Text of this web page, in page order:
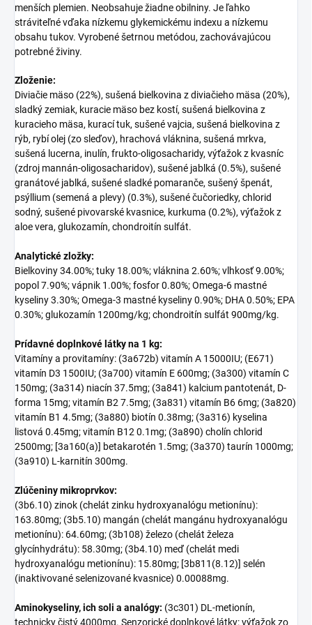
menších plemien. Neobsahuje žiadne obilniny. Je ľahko
stráviteľné vďaka nízkemu glykemickému indexu a nízkemu
obsahu tukov. Vyrobené šetrnou metódou, zachovávajúcou
potrebné živiny.
Zloženie:
Diviačie mäso (22%), sušená bielkovina z diviačieho mäsa (20%),
sladký zemiak, kuracie mäso bez kostí, sušená bielkovina z
kuracieho mäsa, kurací tuk, sušené vajcia, sušená bielkovina z
rýb, rybí olej (zo sleďov), hrachová vláknina, sušená mrkva,
sušená lucerna, inulín, frukto-oligosacharidy, výťažok z kvasníc
(zdroj mannán-oligosacharidov), sušené jablká (0.5%), sušené
granátové jablká, sušené sladké pomaranče, sušený špenát,
psýllium (semená a plevy) (0.3%), sušené čučoriedky, chlorid
sodný, sušené pivovarské kvasnice, kurkuma (0.2%), výťažok z
aloe vera, glukozamín, chondroitín sulfát.
Analytické zložky:
Bielkoviny 34.00%; tuky 18.00%; vláknina 2.60%; vlhkosť 9.00%;
popol 7.90%; vápnik 1.00%; fosfor 0.80%; Omega-6 mastné
kyseliny 3.30%; Omega-3 mastné kyseliny 0.90%; DHA 0.50%; EPA
0.30%; glukozamín 1200mg/kg; chondroitín sulfát 900mg/kg.
Prídavné doplnkové látky na 1 kg:
Vitamíny a provitamíny: (3a672b) vitamín A 15000IU; (E671)
vitamín D3 1500IU; (3a700) vitamín E 600mg; (3a300) vitamín C
150mg; (3a314) niacín 37.5mg; (3a841) kalcium pantotenát, D-
forma 15mg; vitamín B2 7.5mg; (3a831) vitamín B6 6mg; (3a820)
vitamín B1 4.5mg; (3a880) biotín 0.38mg; (3a316) kyselina
listová 0.45mg; vitamín B12 0.1mg; (3a890) cholín chlorid
2500mg; [3a160(a)] betakarotén 1.5mg; (3a370) taurín 1000mg;
(3a910) L-karnitín 300mg.
Zlúčeniny mikroprvkov:
(3b6.10) zinok (chelát zinku hydroxyanalógu metionínu):
163.80mg; (3b5.10) mangán (chelát mangánu hydroxyanalógu
metionínu): 64.60mg; (3b108) železo (chelát železa
glycínhydrátu): 58.30mg; (3b4.10) meď (chelát medi
hydroxyanalógu metionínu): 15.80mg; [3b811(8.12)] selén
(inaktivované selenizované kvasnice) 0.00088mg.
Aminokyseliny, ich soli a analógy: (3c301) DL-metionín,
technicky čistý 4000mg. Senzorické doplnkové látky: výťažok zo